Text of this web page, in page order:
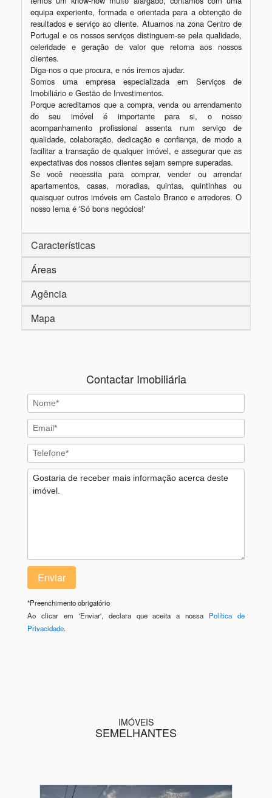
equipa experiente, formada e orientada para a obtenção de
resultados e serviço ao cliente. Atuamos na zona Centro de
Portugal e os nossos serviços distinguem-se pela qualidade,
celeridade e geração de valor que retorna aos nossos
clientes.
Diga-nos o que procura, e nós iremos ajudar.
Somos uma empresa especializada em Serviços de
Imobiliário e Gestão de Investimentos.
Porque acreditamos que a compra, venda ou arrendamento
do seu imóvel é importante para si, o nosso
acompanhamento profissional assenta num serviço de
qualidade, colaboração, dedicação e confiança, de modo a
facilitar a transação de qualquer imóvel, e assegurar que as
expectativas dos nossos clientes sejam sempre superadas.
Se você necessita para comprar, vender ou arrendar
apartamentos, casas, moradias, quintas, quintinhas ou
quaisquer outros imóveis em Castelo Branco e arredores. O
Características
Áreas
Agência
Mapa
Contactar Imobiliária
*Preenchimento obrigatório
Ao clicar em 'Enviar', declara que aceita a nossa Política de
Privacidade.
IMÓVEIS
SEMELHANTES